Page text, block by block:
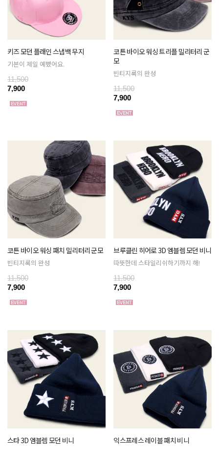
키즈 모던 플래인 스냅백 무지
기본이 제일 예뻤어요.
11,500
7,900
코튼 바이오 워싱 트리플 밀리터리 군
모
빈티지룩의 완성
11,500
7,900
코튼 바이오 워싱 패치 밀리터리 군모
빈티지룩의 완성
11,500
7,900
브루클린 히어로 3D 엠블렘 모던 비니
따뜻한데 스타일리쉬하기까지 해!
11,500
7,900
스타 3D 엠블렘 모던 비니 익스프레스 레이블 패치 비니